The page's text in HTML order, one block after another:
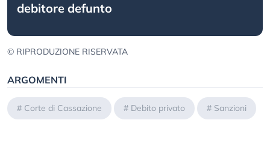
debitore defunto
© RIPRODUZIONE RISERVATA
ARGOMENTI
# Corte di Cassazione # Debito privato # Sanzioni